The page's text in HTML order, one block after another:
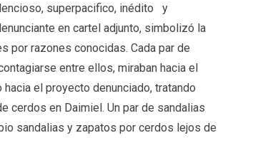
superpacifico, inédito y
en cartel adjunto, simbolizó la
por razones conocidas. Cada par de
entre ellos, miraban hacia el
el proyecto denunciado, tratando
cerdos en Daimiel. Un par de sandalias
sandalias y zapatos por cerdos lejos de